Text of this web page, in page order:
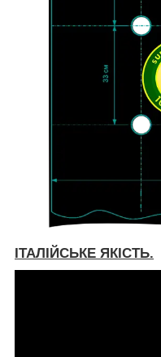
ІТАЛІЙСЬКЕ ЯКІСТЬ.